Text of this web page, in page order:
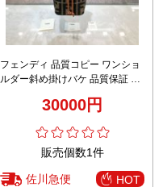
フェンディ 品質コピー ワンショ
ルダー斜め掛けバケ 品質保証 牛
30000円
販売個数1件
佐川急便 HOT